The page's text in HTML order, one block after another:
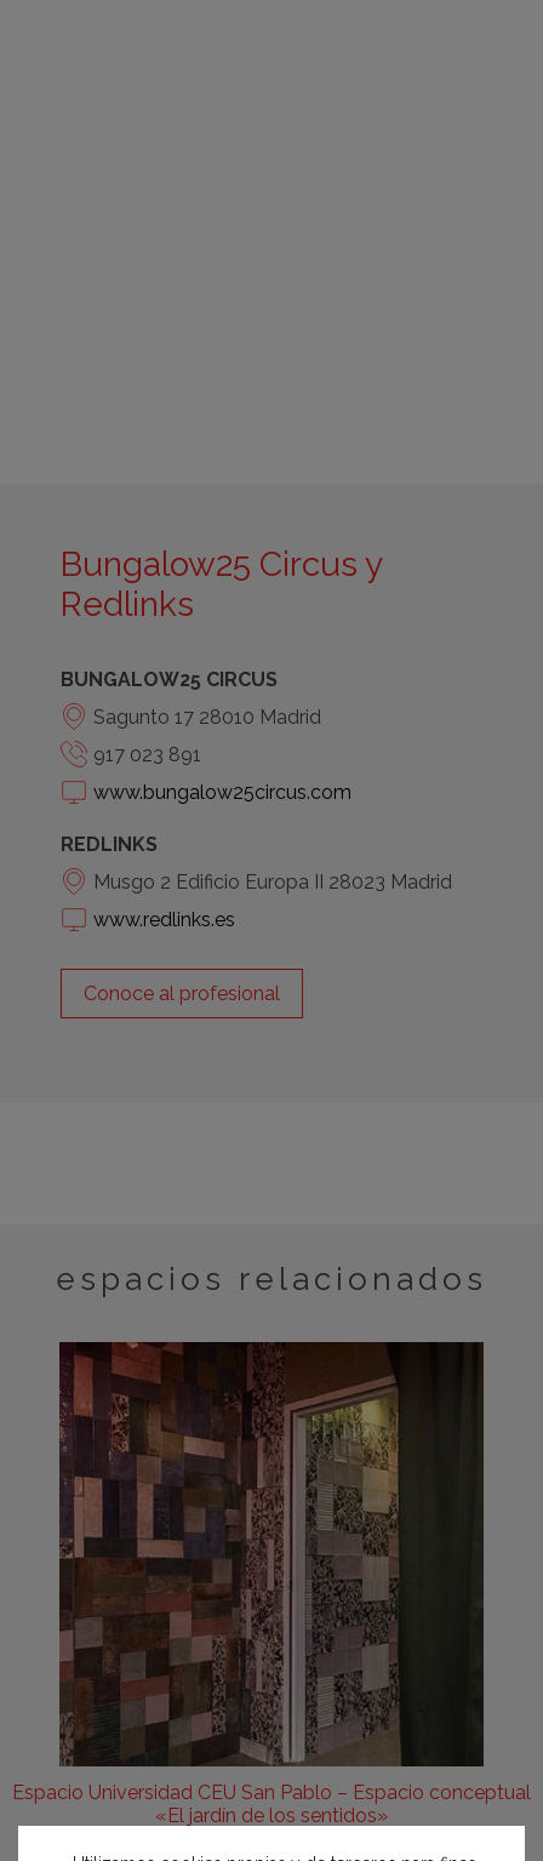
Bungalow25 Circus y
Redlinks
BUNGALOW25 CIRCUS
Sagunto 17 28010 Madrid
917 023 891
www.bungalow25circus.com
REDLINKS
Musgo 2 Edificio Europa II 28023 Madrid
www.redlinks.es
Conoce al profesional
espacios relacionados
Espacio Universidad CEU San Pablo – Espacio conceptual
«El jardín de los sentidos»